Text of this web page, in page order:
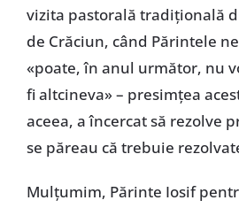
vizita pastorală tradițională
de Crăciun, când Părintele
«poate, în anul următor, nu
fi altcineva» – presimțea
aceea, a încercat să rezolve
se păreau că trebuie
Mulțumim, Părinte Iosif